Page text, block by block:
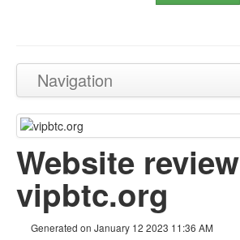
Navigation
Back to top
Links
Website review
vipbtc.org
Generated on January 12 2023 11:36 AM